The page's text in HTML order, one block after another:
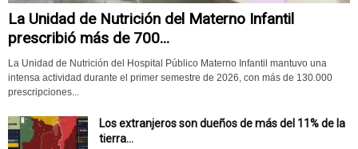
La Unidad de Nutrición del Materno Infantil
prescribió más de 700...
La Unidad de Nutrición del Hospital Público Materno Infantil mantuvo una
intensa actividad durante el primer semestre de 2026, con más de 130.000
prescripciones...
Los extranjeros son dueños de más del 11% de la
tierra...